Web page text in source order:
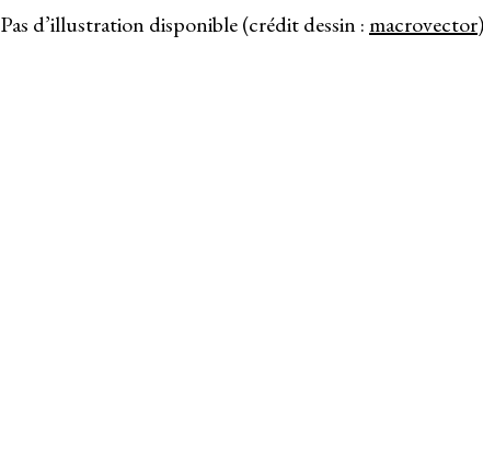
Pas d’illustration disponible (crédit dessin :macrovector)